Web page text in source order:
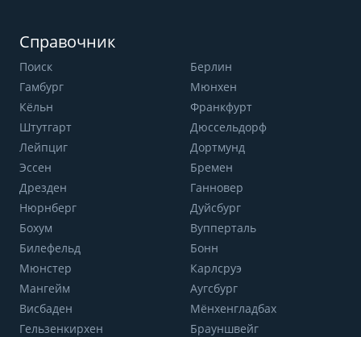
Справочник
Поиск
Берлин
Гамбург
Мюнхен
Кёльн
Франкфурт
Штутгарт
Дюссельдорф
Лейпциг
Дортмунд
Эссен
Бремен
Дрезден
Ганновер
Нюрнберг
Дуйсбург
Бохум
Вупперталь
Билефельд
Бонн
Мюнстер
Карлсруэ
Мангейм
Аугсбург
Висбаден
Мёнхенгладбах
Гельзенкирхен
Брауншвейг